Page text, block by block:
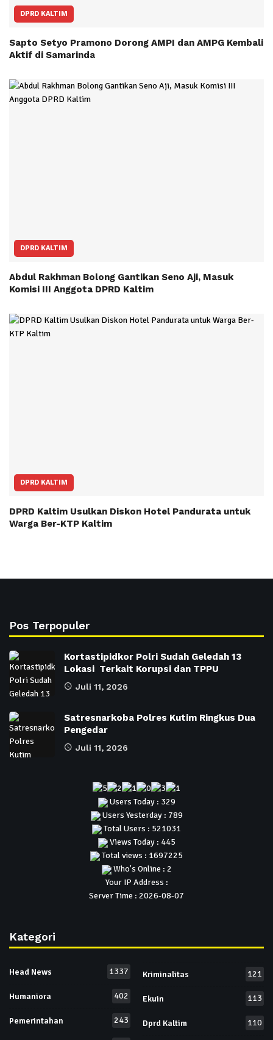
DPRD KALTIM
Sapto Setyo Pramono Dorong AMPI dan AMPG Kembali
Aktif di Samarinda
DPRD KALTIM
Abdul Rakhman Bolong Gantikan Seno Aji, Masuk
Komisi III Anggota DPRD Kaltim
DPRD KALTIM
DPRD Kaltim Usulkan Diskon Hotel Pandurata untuk
Warga Ber-KTP Kaltim
Pos Terpopuler
Kortastipidkor Polri Sudah Geledah 13
Lokasi Terkait Korupsi dan TPPU
Juli 11, 2026
Satresnarkoba Polres Kutim Ringkus Dua
Pengedar
Juli 11, 2026
Users Today : 329
Users Yesterday : 789
Total Users : 521031
Views Today : 445
Total views : 1697225
Who's Online : 2
Your IP Address :
Server Time : 2026-08-07
Kategori
Head News 1337
Humaniora 402
Pemerintahan 243
Kriminalitas 121
Ekuin 113
Dprd Kaltim 110